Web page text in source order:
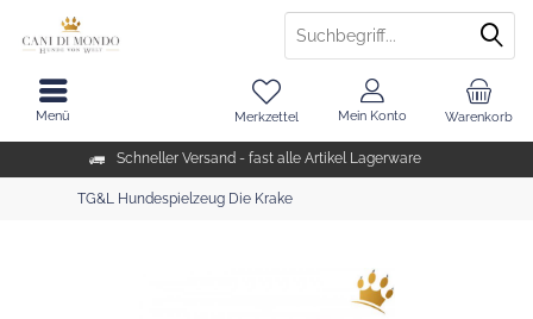
Schneller Versand - fast alle Artikel Lagerware
Warenkorb
Merkzettel Mein Konto
Menü
TG&L Hundespielzeug Die Krake